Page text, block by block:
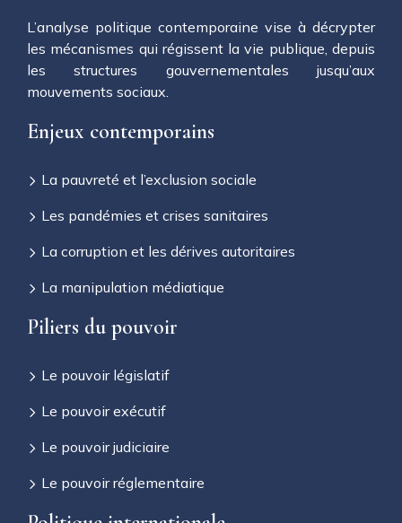
L’analyse politique contemporaine vise à décrypter
les mécanismes qui régissent la vie publique, depuis
les structures gouvernementales jusqu’aux
mouvements sociaux.
Enjeux contemporains
La pauvreté et l’exclusion sociale
Les pandémies et crises sanitaires
La corruption et les dérives autoritaires
La manipulation médiatique
Piliers du pouvoir
Le pouvoir législatif
Le pouvoir exécutif
Le pouvoir judiciaire
Le pouvoir réglementaire